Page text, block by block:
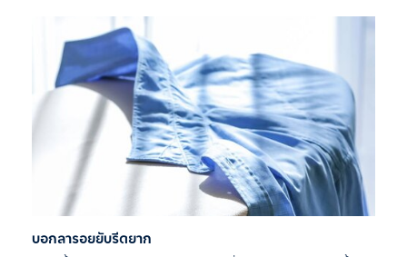
บอกลารอยยับรีดยาก